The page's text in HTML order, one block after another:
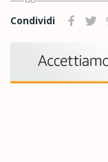
Condividi